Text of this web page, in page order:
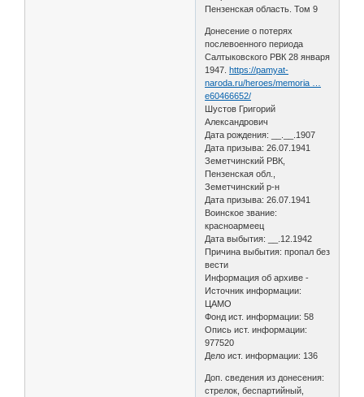
Пензенская область. Том 9
Донесение о потерях
послевоенного периода
Салтыковского РВК 28 января
1947.https://pamyat-
naroda.ru/heroes/memoria …
e60466652/
Шустов Григорий
Александрович
Дата рождения: __.__.1907
Дата призыва: 26.07.1941
Земетчинский РВК,
Пензенская обл.,
Земетчинский р-н
Дата призыва: 26.07.1941
Воинское звание:
красноармеец
Дата выбытия: __.12.1942
Причина выбытия: пропал без
вести
Информация об архиве -
Источник информации:
ЦАМО
Фонд ист. информации: 58
Опись ист. информации:
977520
Дело ист. информации: 136
Доп. сведения из донесения:
стрелок, беспартийный,